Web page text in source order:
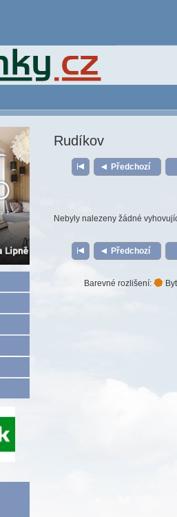
Rudíkov
Předchozí
Nebyly nalezeny žádné
Předchozí
Barevné rozlišení: